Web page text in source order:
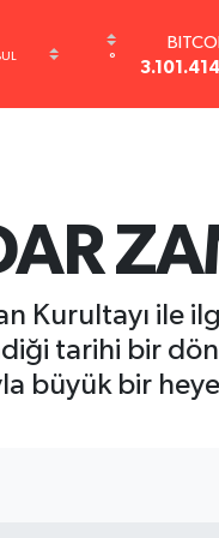
°
GRAM
6660.55
13.779
Kurultayı ile
tarihi bir
büyük bir